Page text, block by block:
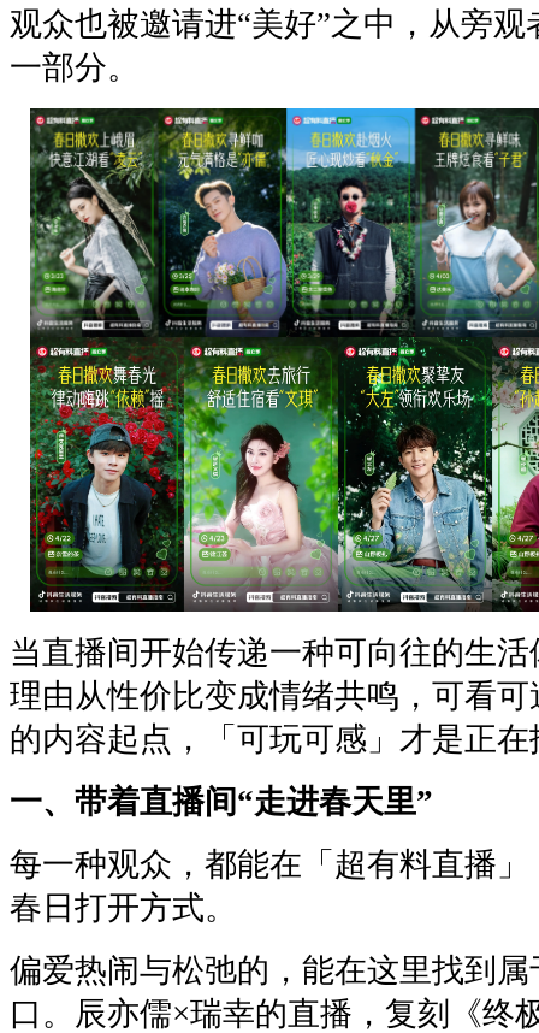
观众也被邀请进“美好”之中，从旁
一部分。
当直播间开始传递一种可向往的生
理由从性价比变成情绪共鸣，可看
的内容起点，「可玩可感」才是正
一、带着直播间“走进春天里”
每一种观众，都能在「超有料直播
春日打开方式。
偏爱热闹与松弛的，能在这里找到
口。辰亦儒×瑞幸的直播，复刻《终